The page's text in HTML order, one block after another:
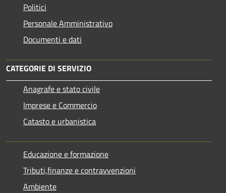
Politici
Personale Amministrativo
Documenti e dati
CATEGORIE DI SERVIZIO
Anagrafe e stato civile
Imprese e Commercio
Catasto e urbanistica
Educazione e formazione
Tributi,finanze e contravvenzioni
Ambiente